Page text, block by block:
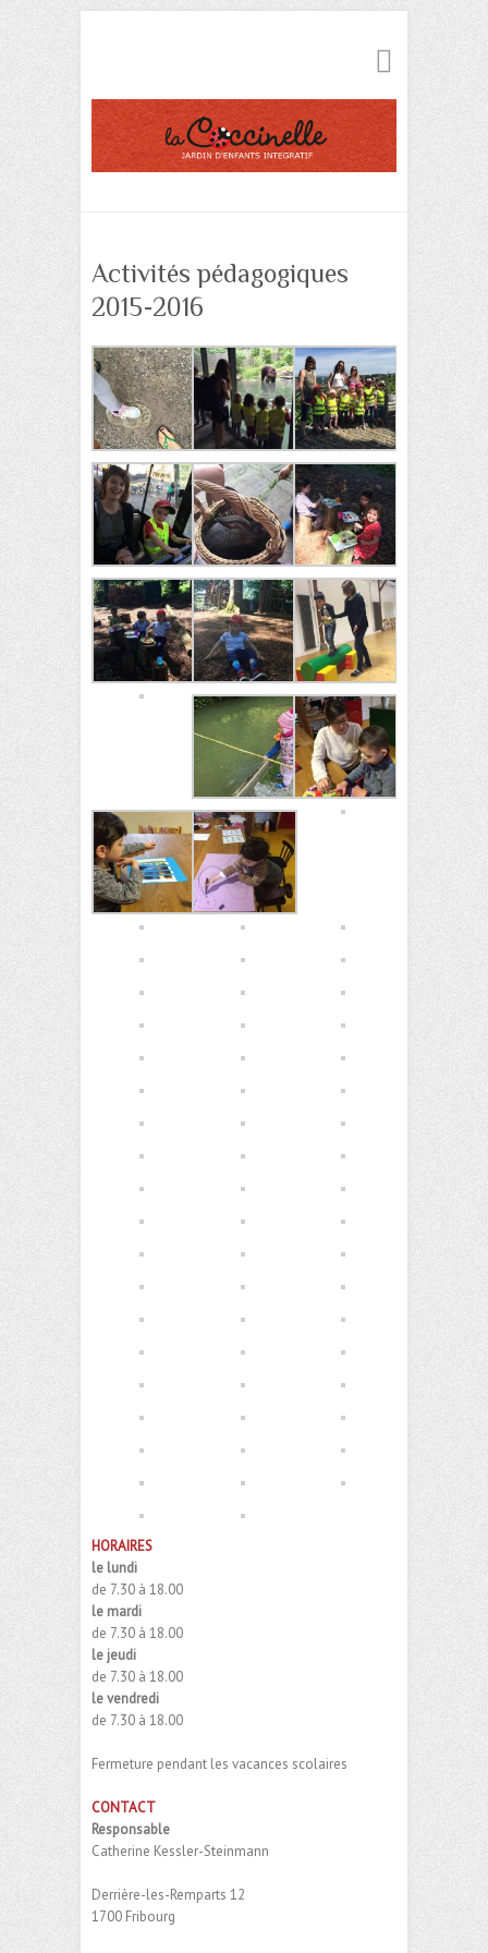
Activités pédagogiques
2015-2016
HORAIRES
le lundi
de 7.30 à 18.00
le mardi
de 7.30 à 18.00
le jeudi
de 7.30 à 18.00
le vendredi
de 7.30 à 18.00
Fermeture pendant les vacances scolaires
CONTACT
Responsable
Catherine Kessler-Steinmann
Derrière-les-Remparts 12
1700 Fribourg